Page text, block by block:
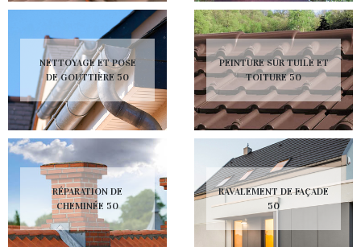
NETTOYAGE ET POSE
DE GOUTTIÈRE 50
RÉPARATION DE
CHEMINÉE 50
PEINTURE SUR TUILE ET
TOITURE 50
RAVALEMENT DE FAÇADE
50